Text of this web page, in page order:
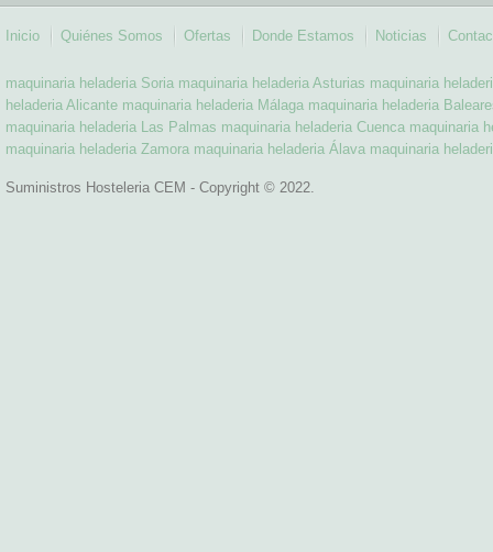
Inicio Quiénes Somos Ofertas Donde Estamos Noticias
maquinaria heladeria Soria maquinaria heladeria Asturias maquinaria
heladeria Alicante maquinaria heladeria Málaga maquinaria heladeria
maquinaria heladeria Las Palmas maquinaria heladeria Cuenca maquinaria
maquinaria heladeria Zamora maquinaria heladeria Álava maquinaria
Suministros Hosteleria CEM - Copyright © 2022.